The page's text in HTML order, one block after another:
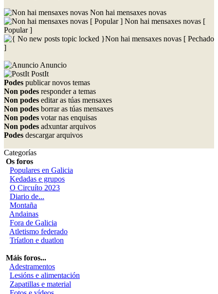
Non hai mensaxes novas
Non hai mensaxes novas [
Popular ]
Non hai mensaxes novas [ Pechado
]
Anuncio
PostIt
Podes publicar novos temas
Non podes responder a temas
Non podes editar as túas mensaxes
Non podes borrar as túas mensaxes
Non podes votar nas enquisas
Non podes adxuntar arquivos
Podes descargar arquivos
Categorías
Os foros
Populares en Galicia
Kedadas e grupos
O Circuíto 2023
Diario de...
Montaña
Andainas
Fora de Galicia
Atletismo federado
Tríatlon e duatlon
Máis foros...
Adestramentos
Lesións e alimentación
Zapatillas e material